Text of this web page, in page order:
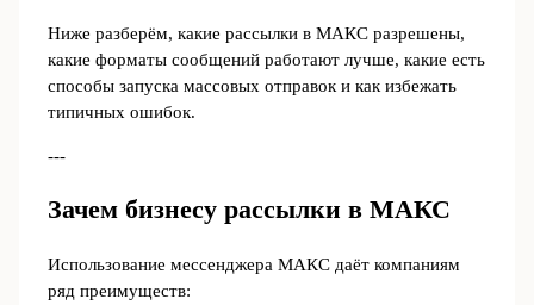
Ниже разберём, какие рассылки в МАКС разрешены,
какие форматы сообщений работают лучше, какие есть
способы запуска массовых отправок и как избежать
типичных ошибок.
---
Зачем бизнесу рассылки в МАКС
Использование мессенджера МАКС даёт компаниям
ряд преимуществ: